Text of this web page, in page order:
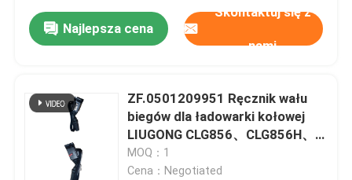
Najlepsza cena
Skontaktuj się z
nami
ZF.0501209951 Ręcznik wału
biegów dla ładowarki kołowej
LIUGONG CLG856、CLG856H、
CLG855N、CLG862H Przekaz
4WG160、4WG180、4WG200
MOQ：1
Cena：Negotiated